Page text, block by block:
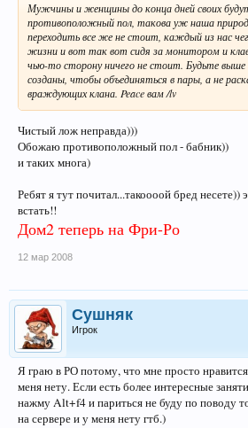
Мужчины и женщины до конца дней своих
противоположный пол, такова уж наша
переходить все же не стоит, каждый из нас
жизни и вот так вот сидя за монитором и
чью-то сторону ничего не стоит. Будьте
созданы, чтобы объединяться в пары, а не
враждующих клана. Peace вам /lv
Чистый лож неправда)))
Обожаю противоположный пол - бабник))
и таких многа)
Ребят я тут почитал...такоооой бред несете))
встать!!
Дом2 теперь на Фри-Ро
12 мар 2008
Сушняк
Игрок
Я граю в РО потому, что мне просто
меня нету. Если есть более интересные
нажму Alt+f4 и париться не буду по поводу
на сервере и у меня нету гтб.)